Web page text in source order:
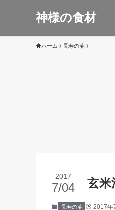
神様の食材
ホーム 長寿の油
玄米
2017
7/04
長寿の油 2017年